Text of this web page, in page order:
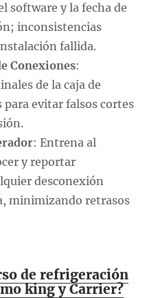
software y la fecha de
inconsistencias
fallida.
Conexiones:
de la caja de
para evitar falsos cortes
: Entrena al
y reportar
desconexión
minimizando retrasos
de refrigeración
king y Carrier?